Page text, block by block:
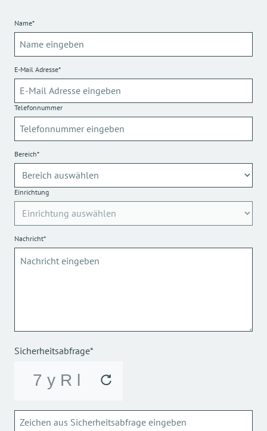
Name*
E-Mail Adresse*
Telefonnummer
Bereich*
Einrichtung
Nachricht*
Sicherheitsabfrage*